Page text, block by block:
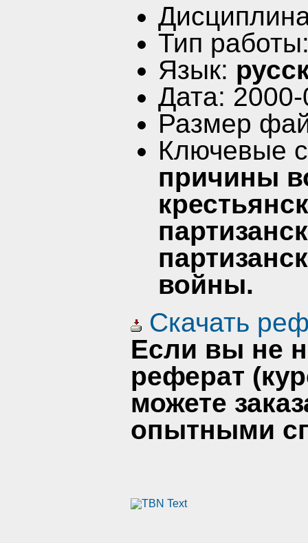
Тип
Язык:
Дата:
Размер
Ключевые
причины
войны.
Скачать
Если вы не
реферат
можете
опытными